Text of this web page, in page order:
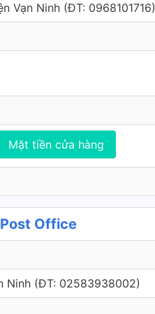
Vạn Ninh (ÐT: 0968101716)
Mặt tiền cửa hàng
Office
Ninh (ÐT: 02583938002)